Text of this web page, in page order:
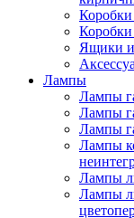
Ящики и
Лампы
Лампы
Лампы
Лампы
Лампы
Лампы
Лампы